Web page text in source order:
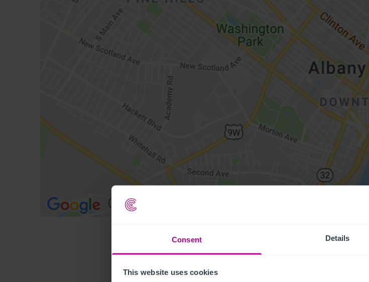
Consent Details
This website uses cookies